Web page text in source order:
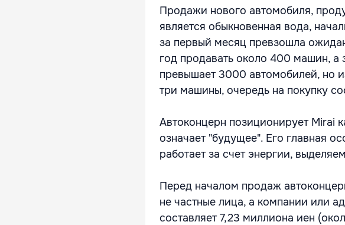
Продажи нового автомобиля,
является обыкновенная вода,
за первый месяц превзошла
год продавать около 400 машин, а
превышает 3000 автомобилей, но
три машины, очередь на покупку
Автоконцерн позиционирует Mirai
означает "будущее". Его главная
работает за счет энергии,
Перед началом продаж
не частные лица, а компании или
составляет 7,23 миллиона иен